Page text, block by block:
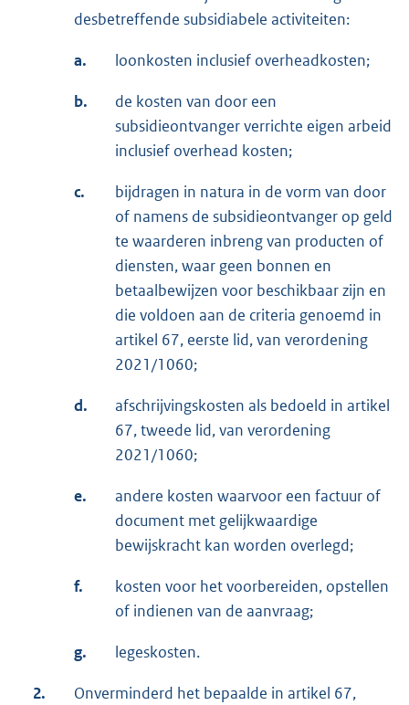
desbetreffende subsidiabele activiteiten:
a. loonkosten inclusief overheadkosten;
b.
de kosten van door een
subsidieontvanger verrichte eigen arbeid
inclusief overhead kosten;
c.
bijdragen in natura in de vorm van door
of namens de subsidieontvanger op geld
te waarderen inbreng van producten of
diensten, waar geen bonnen en
betaalbewijzen voor beschikbaar zijn en
die voldoen aan de criteria genoemd in
artikel 67, eerste lid, van verordening
2021/1060;
d.
afschrijvingskosten als bedoeld in artikel
67, tweede lid, van verordening
2021/1060;
e.
andere kosten waarvoor een factuur of
document met gelijkwaardige
bewijskracht kan worden overlegd;
f.
kosten voor het voorbereiden, opstellen
of indienen van de aanvraag;
g. legeskosten.
2.
Onverminderd het bepaalde in artikel 67,